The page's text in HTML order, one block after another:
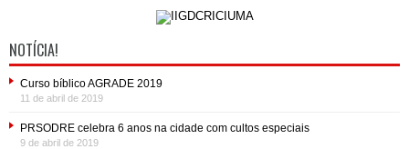
NOTÍCIA!
Curso bíblico AGRADE 2019
11 de abril de 2019
PRSODRE celebra 6 anos na cidade com cultos especiais
9 de abril de 2019